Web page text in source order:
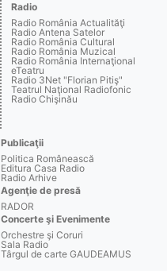
Radio
Radio România Actualităţi
Radio Antena Satelor
Radio România Cultural
Radio România Muzical
Radio România Internaţional
eTeatru
Radio 3Net "Florian Pitiş"
Teatrul Naţional Radiofonic
Radio Chişinău
Publicaţii
Politica Românească
Editura Casa Radio
Radio Arhive
Agenţie de presă
RADOR
Concerte şi Evenimente
Orchestre şi Coruri
Sala Radio
Târgul de carte GAUDEAMUS